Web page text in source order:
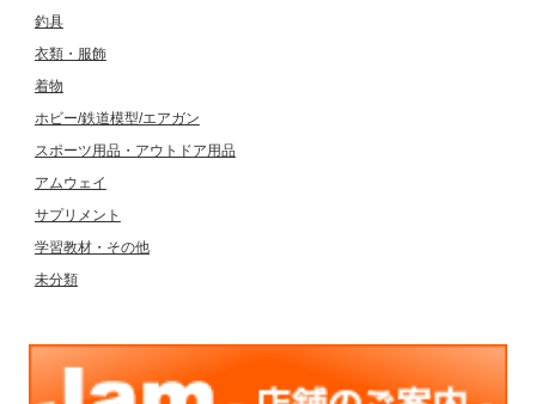
釣具
衣類・服飾
着物
ホビー/鉄道模型/エアガン
スポーツ用品・アウトドア用品
アムウェイ
サプリメント
学習教材・その他
未分類